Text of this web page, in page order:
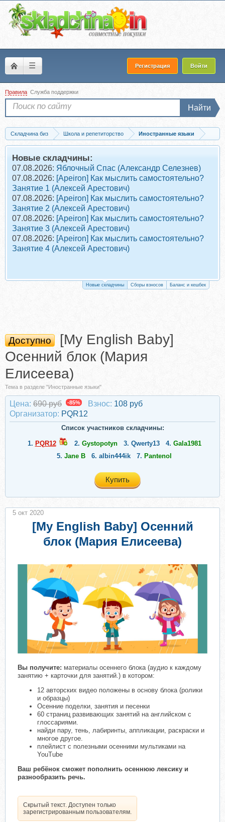
☰ Регистрация Войти
Правила Служба поддержки
Найти
Складчина биз Школа и репетиторство
Иностранные языки
Скачать [My English Baby] Осенний блок (Мария Елисеева)
Новые складчины:
07.08.2026: Яблочный Спас (Александр Селезнев)
07.08.2026: [Apeiron] Как мыслить самостоятельно?
Занятие 1 (Алексей Арестович)
07.08.2026: [Apeiron] Как мыслить самостоятельно?
Занятие 2 (Алексей Арестович)
07.08.2026: [Apeiron] Как мыслить самостоятельно?
Занятие 3 (Алексей Арестович)
07.08.2026: [Apeiron] Как мыслить самостоятельно?
Занятие 4 (Алексей Арестович)
Новые складчины Сборы взносов Баланс и кешбек
Доступно
[My English Baby]
Осенний блок (Мария
Елисеева)
Тема в разделе "Иностранные языки"
Цена: 690 руб -85% Взнос: 108 руб
Организатор: PQR12
Список участников складчины:
1. PQR12 2. Gystopotyn 3. Qwerty13 4. Gala1981
5. Jane B 6. albin444ik 7. Pantenol
Купить
[My English Baby] Осенний
блок (Мария Елисеева)
Вы получите: материалы осеннего блока (аудио к каждому
занятию + ⁣карточки для занятий.⁣) в котором:⁣⁣⠀
12 авторских видео положены в основу блока (ролики
и образцы)
Осенние поделки, занятия и песенки
⁣⁣60 страниц развивающих занятий на английском с
глоссариями.⁣⠀
найди пару, тень, лабиринты, аппликации, раскраски и
многое другое.
⁣плейлист с полезными осенними мультиками на
YouTube ⁣⁣⠀
Ваш ребёнок сможет пополнить осеннюю лексику и
разнообразить речь.⁣⁣
Скрытый текст. Доступен только
зарегистрированным пользователям.
5 окт 2020